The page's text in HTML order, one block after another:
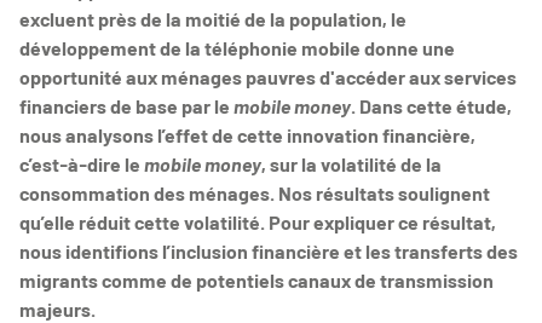
excluent près de la moitié de la population, le
développement de la téléphonie mobile donne une
opportunité aux ménages pauvres d'accéder aux services
financiers de base par le mobile money. Dans cette étude,
nous analysons l’effet de cette innovation financière,
c’est-à-dire le mobile money, sur la volatilité de la
consommation des ménages. Nos résultats soulignent
qu’elle réduit cette volatilité. Pour expliquer ce résultat,
nous identifions l’inclusion financière et les transferts des
migrants comme de potentiels canaux de transmission
majeurs.